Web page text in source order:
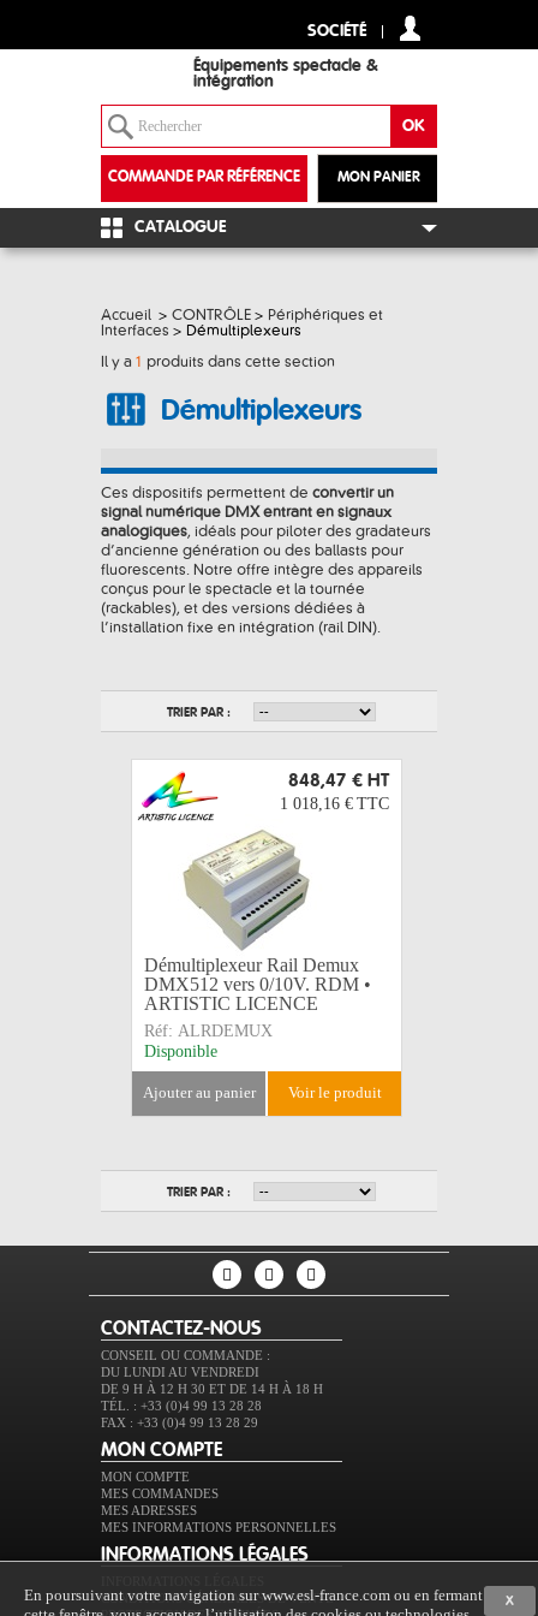
SOCIÉTÉ
Équipements spectacle &
intégration
MON PANIER
COMMANDE PAR RÉFÉRENCE
+
CATALOGUE
Accueil > CONTRÔLE > Périphériques et
Interfaces > Démultiplexeurs
Il y a 1 produits dans cette section
Démultiplexeurs
Ces dispositifs permettent de convertir un
signal numérique DMX entrant en signaux
analogiques, idéals pour piloter des gradateurs
d’ancienne génération ou des ballasts pour
fluorescents. Notre offre intègre des appareils
conçus pour le spectacle et la tournée
(rackables), et des versions dédiées à
l’installation fixe en intégration (rail DIN).
TRIER PAR :
848,47 € HT
1 018,16 € TTC
Démultiplexeur Rail Demux
DMX512 vers 0/10V. RDM •
ARTISTIC LICENCE
Réf: ALRDEMUX
Disponible
ajouter au panier voir le produit
TRIER PAR :
CONTACTEZ-NOUS
CONSEIL OU COMMANDE :
DU LUNDI AU VENDREDI
DE 9 H À 12 H 30 ET DE 14 H À 18 H
TÉL. : +33 (0)4 99 13 28 28
FAX : +33 (0)4 99 13 28 29
MON COMPTE
MON COMPTE
MES COMMANDES
MES ADRESSES
MES INFORMATIONS PERSONNELLES
INFORMATIONS LÉGALES
CONDITIONS GÉNÉRALES DE VENTE
X
En poursuivant votre navigation sur www.esl-france.com ou en fermant